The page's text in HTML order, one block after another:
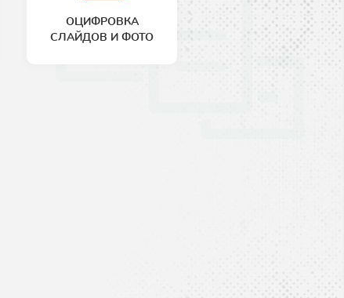
ОЦИФРОВКА
СЛАЙДОВ И ФОТО